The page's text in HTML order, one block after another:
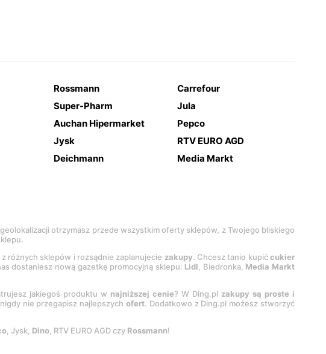
Rossmann
Carrefour
Super-Pharm
Jula
Auchan Hipermarket
Pepco
Jysk
RTV EURO AGD
Deichmann Media Markt
otrzymasz przede wszystkim oferty sklepów, z Twojego bliskiego
różnych sklepów i rozsądnie zaplanujecie zakupy. Chcesz tanio kupićcukier
dostaniesz nową gazetkę promocyjną sklepu: Lidl, Biedronka, Media Markt
jakiegoś produktu w najniższej cenie? W Ding.pl zakupy są proste i
nie przegapisz najlepszychofert. Dodatkowo z Ding.pl możesz stworzyć
, Jysk, Dino, RTV EURO AGD czy Rossmann!